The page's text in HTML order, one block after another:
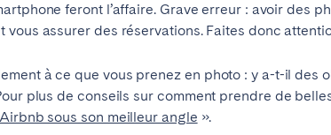
feront l’affaire. Grave erreur : avoir des
vous assurer des réservations. Faites donc
à ce que vous prenez en photo : y a-t-il
plus de conseils sur comment prendre de
sous son meilleur angle ».
Cádiz
Seville